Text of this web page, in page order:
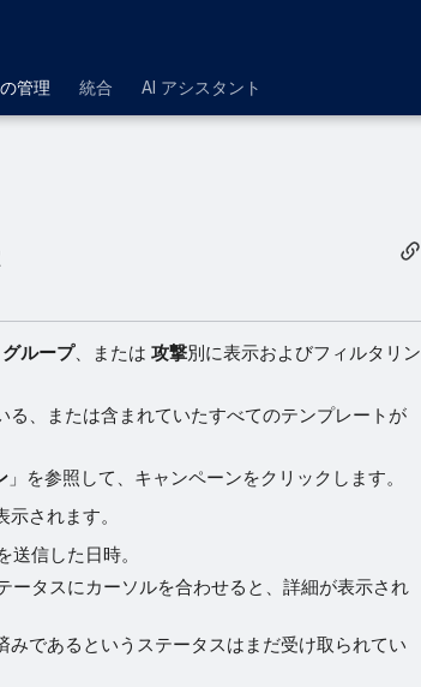
管理 統合 AI アシスタント
グループ、または 攻撃別に表示およびフィルタリン
、または含まれていたすべてのテンプレートが
」を参照して、キャンペーンをクリックします。
されます。
信した日時。
ータスにカーソルを合わせると、詳細が表示され
みであるというステータスはまだ受け取られてい